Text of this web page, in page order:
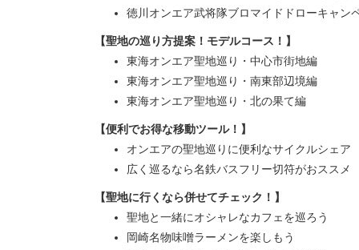
徳川オンエア武将隊ブロマイドドローキャン
【聖地の巡り方提案！モデルコース！】
東海オンエア聖地巡り・中心市街地編
東海オンエア聖地巡り・南東部辺境編
東海オンエア聖地巡り・北の果て編
【便利でお得な移動ツール！】
オンエアの聖地巡りに便利なサイクルシェア
広く巡るなら名鉄バスフリー切符がおススメ
【聖地に行くなら併せてチェック！】
聖地と一緒にオシャレなカフェを巡ろう
岡崎名物味噌ラーメンを楽しもう